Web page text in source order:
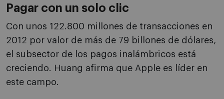
Pagar con un solo clic
Con unos 122.800 millones de transacciones en
2012 por valor de más de 79 billones de dólares,
el subsector de los pagos inalámbricos está
creciendo. Huang afirma que Apple es líder en
este campo.